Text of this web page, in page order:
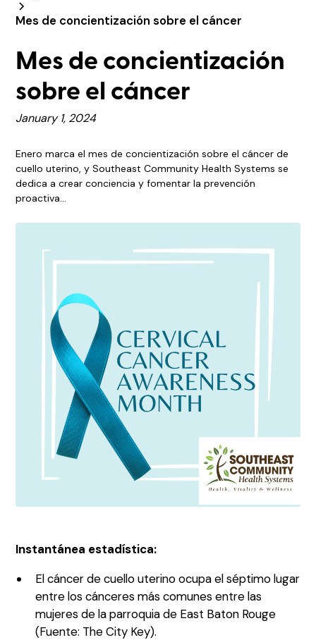
Mes de concientización sobre el cáncer
Mes de concientización
sobre el cáncer
January 1, 2024
Enero marca el mes de concientización sobre el cáncer de
cuello uterino, y Southeast Community Health Systems se
dedica a crear conciencia y fomentar la prevención
proactiva...
Instantánea estadística:
El cáncer de cuello uterino ocupa el séptimo lugar
entre los cánceres más comunes entre las
mujeres de la parroquia de East Baton Rouge
(Fuente: The City Key).